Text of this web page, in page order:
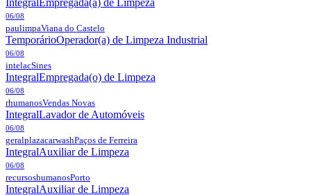
06/08
paulimpaViana do Castelo
TemporárioOperador(a) de Limpeza Industrial
06/08
intelacSines
IntegralEmpregada(o) de Limpeza
06/08
rhumanosVendas Novas
IntegralLavador de Automóveis
06/08
geralplazacarwashPaços de Ferreira
IntegralAuxiliar de Limpeza
06/08
recursoshumanosPorto
IntegralAuxiliar de Limpeza